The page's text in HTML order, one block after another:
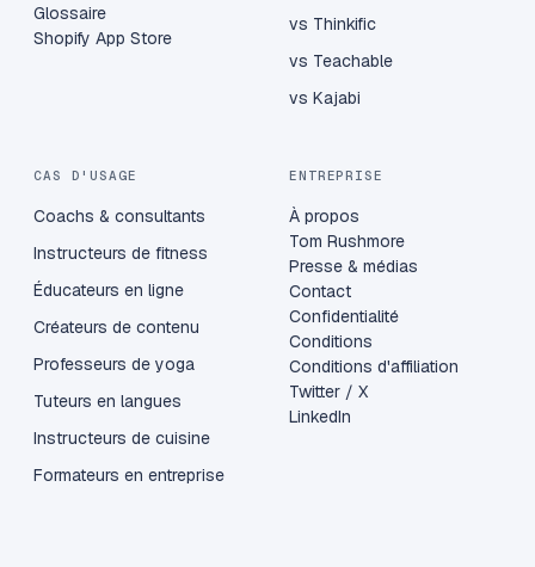
Glossaire
Shopify App Store
vs Thinkific
vs Teachable
vs Kajabi
CAS D'USAGE
Coachs & consultants
Instructeurs de fitness
Éducateurs en ligne
Créateurs de contenu
Professeurs de yoga
Tuteurs en langues
Instructeurs de cuisine
Formateurs en entreprise
ENTREPRISE
À propos
Tom Rushmore
Presse & médias
Contact
Confidentialité
Conditions
Conditions d'affiliation
Twitter / X
LinkedIn